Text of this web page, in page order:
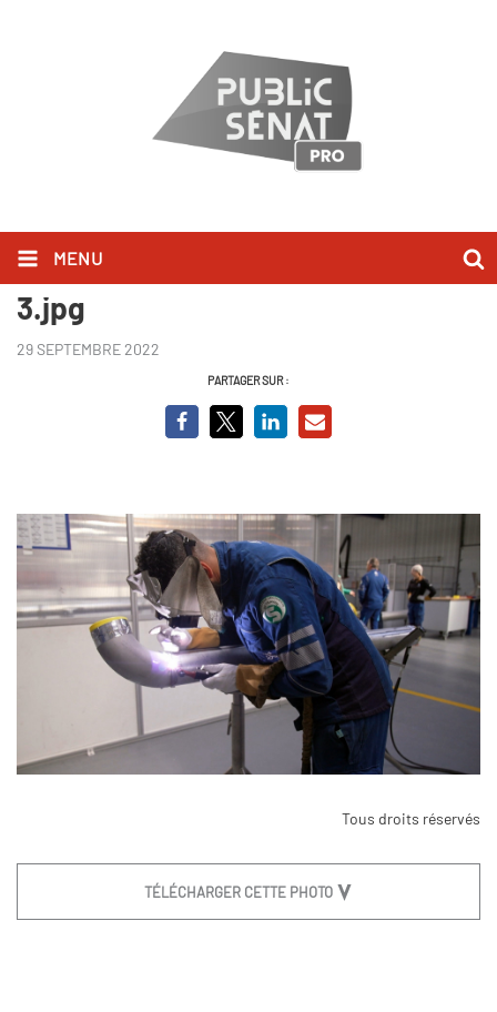
MENU
Nucléaire - les défis de la relance
3.jpg
29 SEPTEMBRE 2022
PARTAGER SUR :
Tous droits réservés
TÉLÉCHARGER CETTE PHOTO